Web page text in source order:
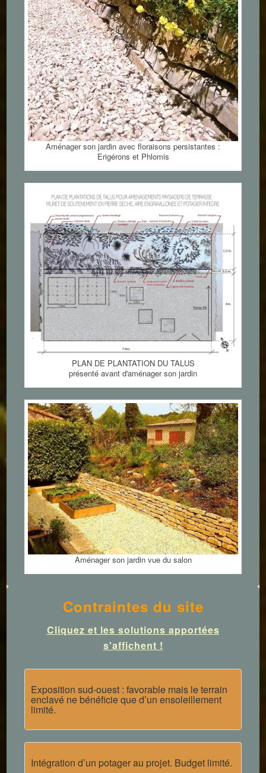
Aménager son jardin avec floraisons persistantes :
Erigérons et Phlomis
PLAN DE PLANTATION DU TALUS
présenté avant d'aménager son jardin
Aménager son jardin vue du salon
Contraintes du site
Cliquez et les solutions apportées
s'affichent !
Exposition sud-ouest : favorable mais le terrain
enclavé ne bénéficie que d’un ensoleillement
limité.
Intégration d’un potager au projet. Budget limité.